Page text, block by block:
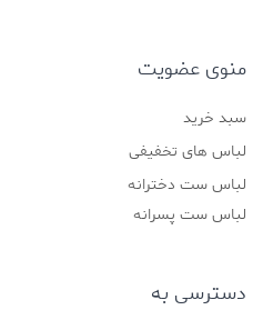
منوی عضویت
سبد خرید
لباس های تخفیفی
لباس ست دخترانه
لباس ست پسرانه
دسترسی به